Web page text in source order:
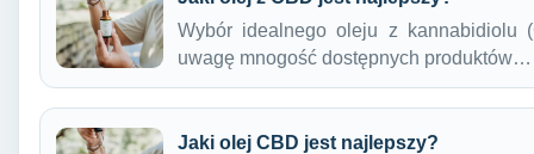
Wybór idealnego oleju z kannabidiolu
uwagę mnogość dostępnych produktów…
Jaki olej CBD jest najlepszy?